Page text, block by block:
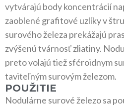
vytvárajú body koncentrácií
zaoblené grafitové uzlíky v
surového železa prekážajú
zvýšenú tvárnosť zliatiny.
preto volajú tiež sféroidnym
taviteľným surovým železom.
POUŽITIE
Nodulárne surové železo sa